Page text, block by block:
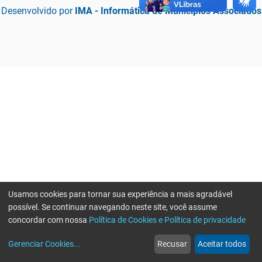
Desenvolvido por IMA - Informática de Municípios Associados
web
Notícias
more_horiz
Mais
Usamos cookies para tornar sua experiência a mais agradável
possível. Se continuar navegando neste site, você assume
concordar com nossa Política de Cookies e Política de privacidade
Gerenciar Cookies... Recusar Aceitar todos
Erro ao enviar informações, por favor tente novamente